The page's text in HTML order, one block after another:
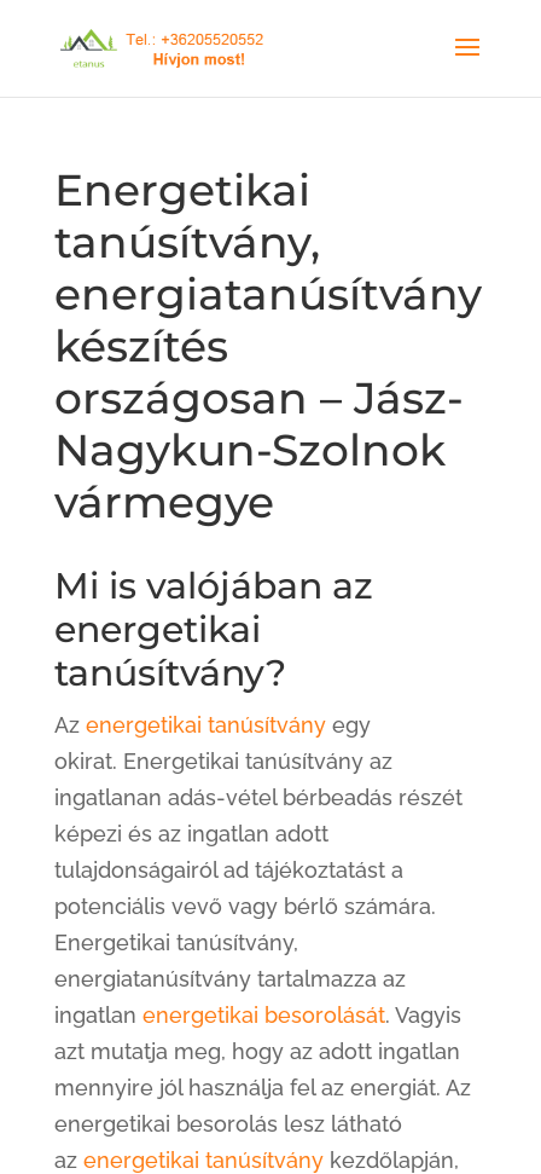
Energetikai
tanúsítvány,
energiatanúsítvány
készítés
országosan – Jász-
Nagykun-Szolnok
vármegye
Mi is valójában az
energetikai
tanúsítvány?
Azenergetikai tanúsítvány egy
okirat. Energetikai tanúsítvány az
ingatlanan adás-vétel bérbeadás részét
képezi és az ingatlan adott
tulajdonságairól ad tájékoztatást a
potenciális vevő vagy bérlő számára.
Energetikai tanúsítvány,
energiatanúsítvány tartalmazza az
ingatlan energetikai besorolását. Vagyis
azt mutatja meg, hogy az adott ingatlan
mennyire jól használja fel az energiát. Az
energetikai besorolás lesz látható
az energetikai tanúsítványkezdőlapján,